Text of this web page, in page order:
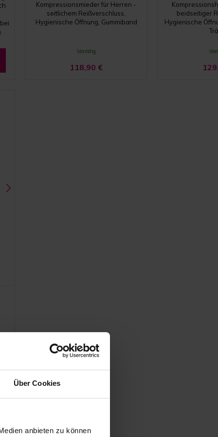
Über Cookies
anbieten zu können
Kompressionsmieder für Herren -
seitlichem Reißverschluss,
Hygienische Öffnung, Gummiband
Vorrätig
118,90 €
beidseitiger
Hygienische